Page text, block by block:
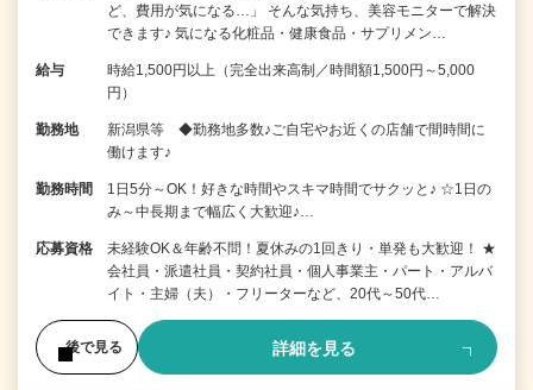
ど、費用が気になる…」 そんな気持ち、美容モニターで解決
できます♪ 気になる化粧品・健康食品・サプリメン…
給与
時給1,500円以上（完全出来高制／時間額1,500円～5,000
円）
勤務地
新潟県等 ◆勤務地多数♪ご自宅やお近くの店舗で間時間に
働けます♪
勤務時間
1日5分～OK！好きな時間やスキマ時間でサクッと♪ ☆1日の
み～中長期まで幅広く大歓迎♪…
応募資格
未経験OK＆年齢不問！夏休みの1回きり・単発も大歓迎！ ★
会社員・派遣社員・契約社員・個人事業主・パート・アルバ
イト・主婦（夫）・フリーターなど、20代～50代…
後で見る 詳細を見る